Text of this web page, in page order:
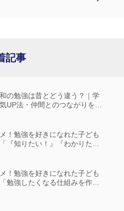
記事
和の勉強は昔とどう違う？｜学
UP法・仲間とのつながりを解
！勉強を好きになれた子ども
『知りたい！』『わかりた
！勉強を好きになれた子ども
勉強したくなる仕組みを作